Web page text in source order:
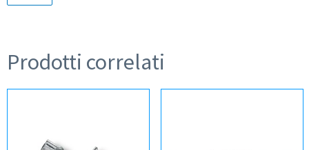
Prodotti correlati